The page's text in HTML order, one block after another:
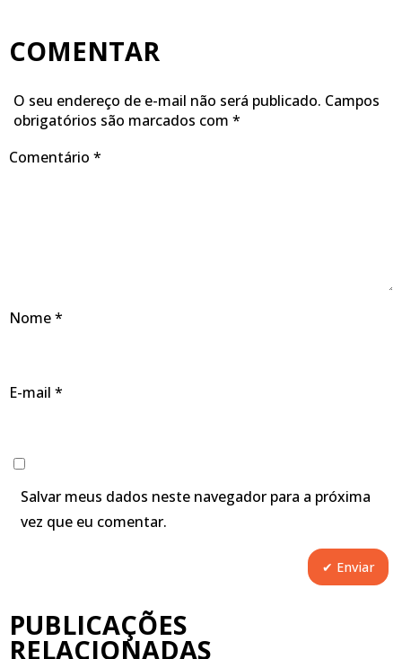
COMENTAR
O seu endereço de e-mail não será publicado. Campos
obrigatórios são marcados com *
Comentário *
Nome*
E-mail *
Salvar meus dados neste navegador para a próxima
vez que eu comentar.
PUBLICAÇÕES
RELACIONADAS